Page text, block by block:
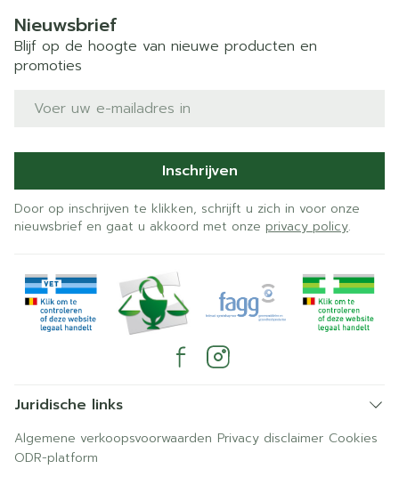
Nieuwsbrief
Blijf op de hoogte van nieuwe producten en
promoties
E-mail adres
Inschrijven
Door op inschrijven te klikken, schrijft u zich in voor onze
nieuwsbrief en gaat u akkoord met onze privacy policy.
Juridische links
Algemene verkoopsvoorwaarden Privacy disclaimer Cookies
ODR-platform